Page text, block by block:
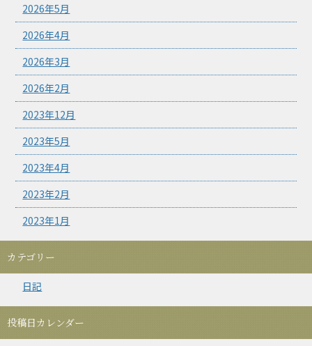
2026年5月
2026年4月
2026年3月
2026年2月
2023年12月
2023年5月
2023年4月
2023年2月
2023年1月
カテゴリー
日記
投稿日カレンダー